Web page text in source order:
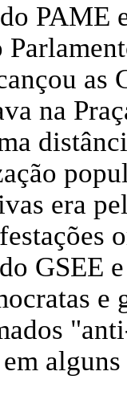
PAME
as
na
era
GSEE
e